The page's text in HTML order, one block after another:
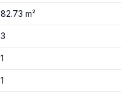
82.73 m²
3
1
1